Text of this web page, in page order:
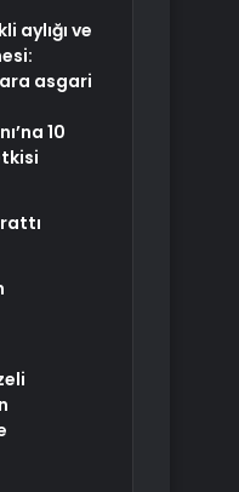
aylığı ve
asgari
10